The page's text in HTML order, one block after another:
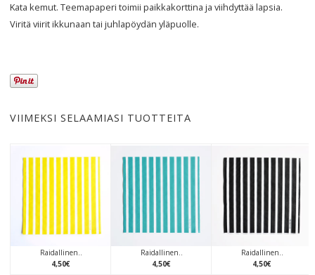
Kata kemut. Teemapaperi toimii paikkakorttina ja viihdyttää lapsia.
Viritä viirit ikkunaan tai juhlapöydän yläpuolle.
VIIMEKSI SELAAMIASI TUOTTEITA
Raidallinen..
4,50€
Raidallinen..
4,50€
Raidallinen..
4,50€